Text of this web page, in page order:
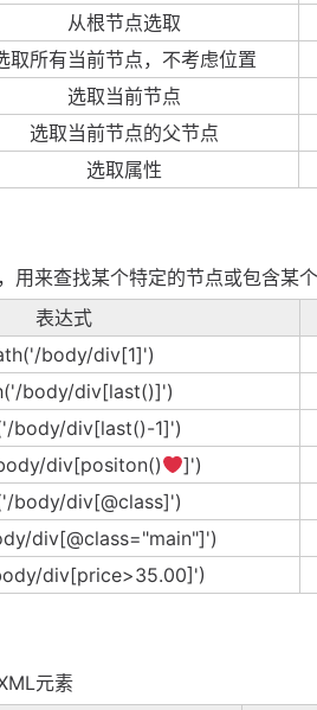
从根节点选取
取所有当前节点，不考虑位置
选取当前节点
选取当前节点的父节点
选取属性
用来查找某个特定的节点或包含某
表达式
body/div[1]')
body/div[last()]')
body/div[last()-1]')
div[positon()
]')
body/div[@class]')
div[@class="main"]')
div[price>35.00]')
元素